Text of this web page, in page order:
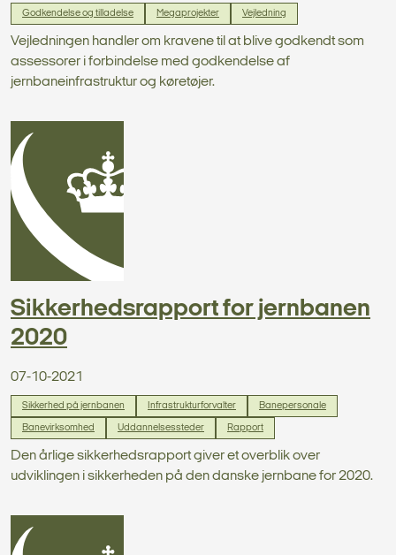
Godkendelse og tilladelse Megaprojekter Vejledning
Vejledningen handler om kravene til at blive godkendt som
assessorer i forbindelse med godkendelse af
jernbaneinfrastruktur og køretøjer.
Sikkerhedsrapport for jernbanen
2020
07-10-2021
Sikkerhed på jernbanen Infrastrukturforvalter Banepersonale
Banevirksomhed Uddannelsessteder Rapport
Den årlige sikkerhedsrapport giver et overblik over
udviklingen i sikkerheden på den danske jernbane for 2020.